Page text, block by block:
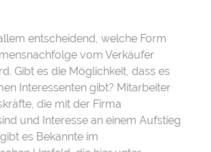
entscheidend, welche Form
vom Verkäufer
Gibt es die Möglichkeit, dass es
Interessenten gibt? Mitarbeiter
die mit der Firma
und Interesse an einem Aufstieg
es Bekannte im